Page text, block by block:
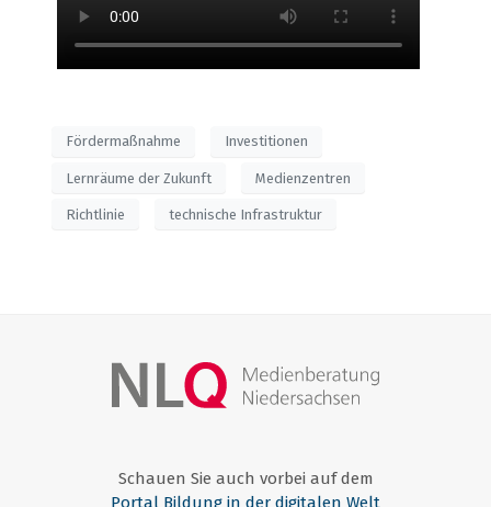
Fördermaßnahme Investitionen
Lernräume der Zukunft Medienzentren
Richtlinie technische Infrastruktur
Schauen Sie auch vorbei auf dem
Portal Bildung in der digitalen Welt